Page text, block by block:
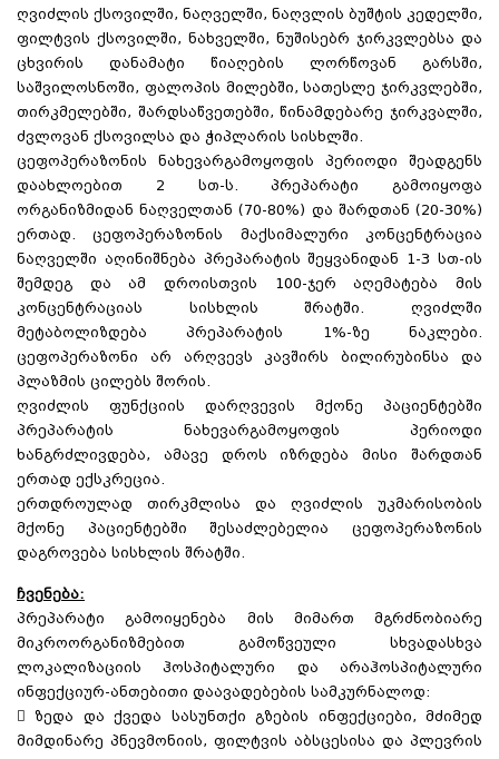
ღვიძლის ქსოვილში, ნაღველში, ნაღვლის ბუშტის კედელში,
ფილტვის ქსოვილში, ნახველში, ნუშისებრ ჯირკვლებსა და
ცხვირის დანამატი წიაღების ლორწოვან გარსში,
საშვილოსნოში, ფალოპის მილებში, სათესლე ჯირკვლებში,
თირკმელებში, შარდსაწვეთებში, წინამდებარე ჯირკვალში,
ძვლოვან ქსოვილსა და ჭიპლარის სისხლში.
ცეფოპერაზონის ნახევარგამოყოფის პერიოდი შეადგენს
დაახლოებით 2 სთ-ს. პრეპარატი გამოიყოფა
ორგანიზმიდან ნაღველთან (70-80%) და შარდთან (20-30%)
ერთად. ცეფოპერაზონის მაქსიმალური კონცენტრაცია
ნაღველში აღინიშნება პრეპარატის შეყვანიდან 1-3 სთ-ის
შემდეგ და ამ დროისთვის 100-ჯერ აღემატება მის
კონცენტრაციას სისხლის შრატში. ღვიძლში
მეტაბოლიზდება პრეპარატის 1%-ზე ნაკლები.
ცეფოპერაზონი არ არღვევს კავშირს ბილირუბინსა და
პლაზმის ცილებს შორის.
ღვიძლის ფუნქციის დარღვევის მქონე პაციენტებში
პრეპარატის ნახევარგამოყოფის პერიოდი
ხანგრძლივდება, ამავე დროს იზრდება მისი შარდთან
ერთად ექსკრეცია.
ერთდროულად თირკმლისა და ღვიძლის უკმარისობის
მქონე პაციენტებში შესაძლებელია ცეფოპერაზონის
დაგროვება სისხლის შრატში.
ჩვენება:
პრეპარატი გამოიყენება მის მიმართ მგრძნობიარე
მიკროორგანიზმებით გამოწვეული სხვადასხვა
ლოკალიზაციის ჰოსპიტალური და არაჰოსპიტალური
ინფექციურ-ანთებითი დაავადებების სამკურნალოდ:
 ზედა და ქვედა სასუნთქი გზების ინფექციები, მძიმედ
მიმდინარე პნევმონიის, ფილტვის აბსცესისა და პლევრის